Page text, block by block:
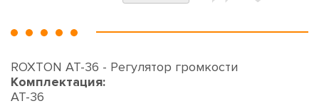
ROXTON AT-36 - Регулятор громкости
Комплектация:
AT-36